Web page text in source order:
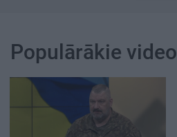
Populārākie video